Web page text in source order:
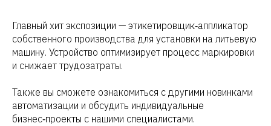
Главный хит экспозиции — этикетировщик‑аппликатор
собственного производства для установки на литьевую
машину. Устройство оптимизирует процесс маркировки
и снижает трудозатраты.
Также вы сможете ознакомиться с другими новинками
автоматизации и обсудить индивидуальные
бизнес‑проекты с нашими специалистами.